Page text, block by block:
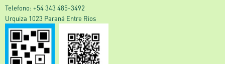
‎Telefono: +54 343 485-3492
Urquiza 1023 Paraná Entre Rios